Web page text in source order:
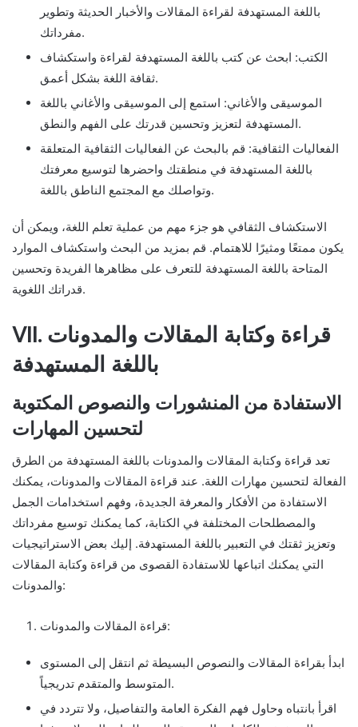
باللغة المستهدفة لقراءة المقالات والأخبار الحديثة وتطوير
مفرداتك.
الكتب: ابحث عن كتب باللغة المستهدفة لقراءة واستكشاف
ثقافة اللغة بشكل أعمق.
الموسيقى والأغاني: استمع إلى الموسيقى والأغاني باللغة
المستهدفة لتعزيز وتحسين قدرتك على الفهم والنطق.
الفعاليات الثقافية: قم بالبحث عن الفعاليات الثقافية المتعلقة
باللغة المستهدفة في منطقتك واحضرها لتوسيع معرفتك
وتواصلك مع المجتمع الناطق باللغة.
الاستكشاف الثقافي هو جزء مهم من عملية تعلم اللغة، ويمكن أن
يكون ممتعًا ومثيرًا للاهتمام. قم بمزيد من البحث واستكشاف الموارد
المتاحة باللغة المستهدفة للتعرف على مظاهرها الفريدة وتحسين
قدراتك اللغوية.
VII. قراءة وكتابة المقالات والمدونات
باللغة المستهدفة
الاستفادة من المنشورات والنصوص المكتوبة
لتحسين المهارات
تعد قراءة وكتابة المقالات والمدونات باللغة المستهدفة من الطرق
الفعالة لتحسين مهارات اللغة. عند قراءة المقالات والمدونات، يمكنك
الاستفادة من الأفكار والمعرفة الجديدة، وفهم استخدامات الجمل
والمصطلحات المختلفة في الكتابة، كما يمكنك توسيع مفرداتك
وتعزيز ثقتك في التعبير باللغة المستهدفة. إليك بعض الاستراتيجيات
التي يمكنك اتباعها للاستفادة القصوى من قراءة وكتابة المقالات
والمدونات:
قراءة المقالات والمدونات:
ابدأ بقراءة المقالات والنصوص البسيطة ثم انتقل إلى المستوى
المتوسط والمتقدم تدريجياً.
اقرأ بانتباه وحاول فهم الفكرة العامة والتفاصيل، ولا تتردد في